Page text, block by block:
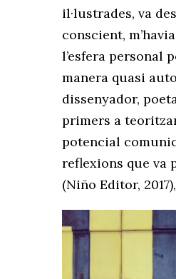
il·lustrades, va
conscient,
l’esfera personal
manera quasi
dissenyador,
primers a
potencial
reflexions que va
(Niño Editor,